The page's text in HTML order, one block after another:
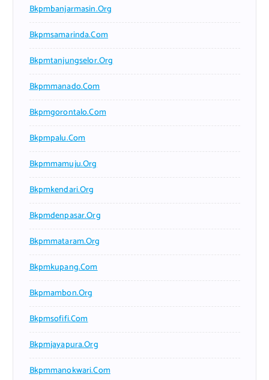
Bkpmbanjarmasin.org
Bkpmsamarinda.com
Bkpmtanjungselor.org
Bkpmmanado.com
Bkpmgorontalo.com
Bkpmpalu.com
Bkpmmamuju.org
Bkpmkendari.org
Bkpmdenpasar.org
Bkpmmataram.org
Bkpmkupang.com
Bkpmambon.org
Bkpmsofifi.com
Bkpmjayapura.org
Bkpmmanokwari.com